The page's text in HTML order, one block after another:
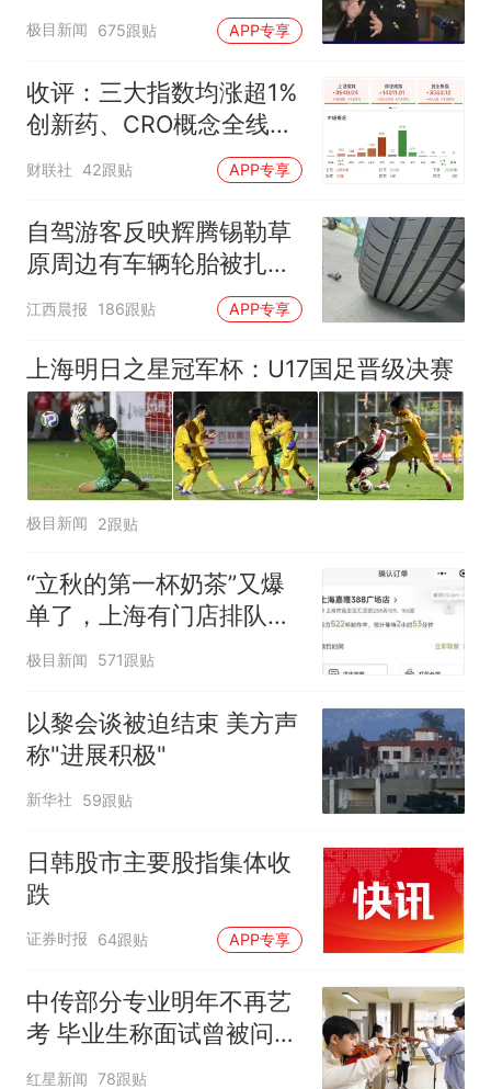
不易”，称自己买衣服80%
极目新闻 675跟贴 APP专享
收评：三大指数均涨超1%
创新药、CRO概念全线走
强
财联社 42跟贴 APP专享
自驾游客反映辉腾锡勒草
原周边有车辆轮胎被扎，
修理店铺换胎价格高达千
元，官方发布情况通报
江西晨报 186跟贴 APP专享
上海明日之星冠军杯：U17国足晋级决赛
极目新闻 2跟贴
“立秋的第一杯奶茶”又爆
单了，上海有门店排队超
500杯，店员：今天奶茶
时
极目新闻 571跟贴
以黎会谈被迫结束 美方声
称"进展积极"
新华社 59跟贴
日韩股市主要股指集体收
跌
证券时报 64跟贴 APP专享
中传部分专业明年不再艺
考 毕业生称面试曾被问
“如何策划晚会” 专家：遏
红星新闻 78跟贴